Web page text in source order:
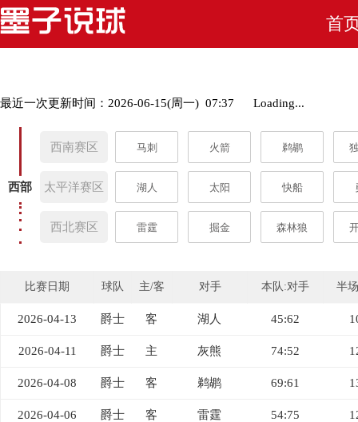
首
最近一次更新时间：2026-06-15(周一) 07:37 Loading...
西部
西南赛区 马刺 火箭 鹈鹕
太平洋赛区 湖人 太阳 快船
西北赛区 雷霆 掘金 森林狼
比赛日期 球队 主/客 对手 本队:对手 半
2026-04-13 爵士 客 湖人 45:62
2026-04-11 爵士 主 灰熊 74:52
2026-04-08 爵士 客 鹈鹕 69:61
2026-04-06 爵士 客 雷霆 54:75